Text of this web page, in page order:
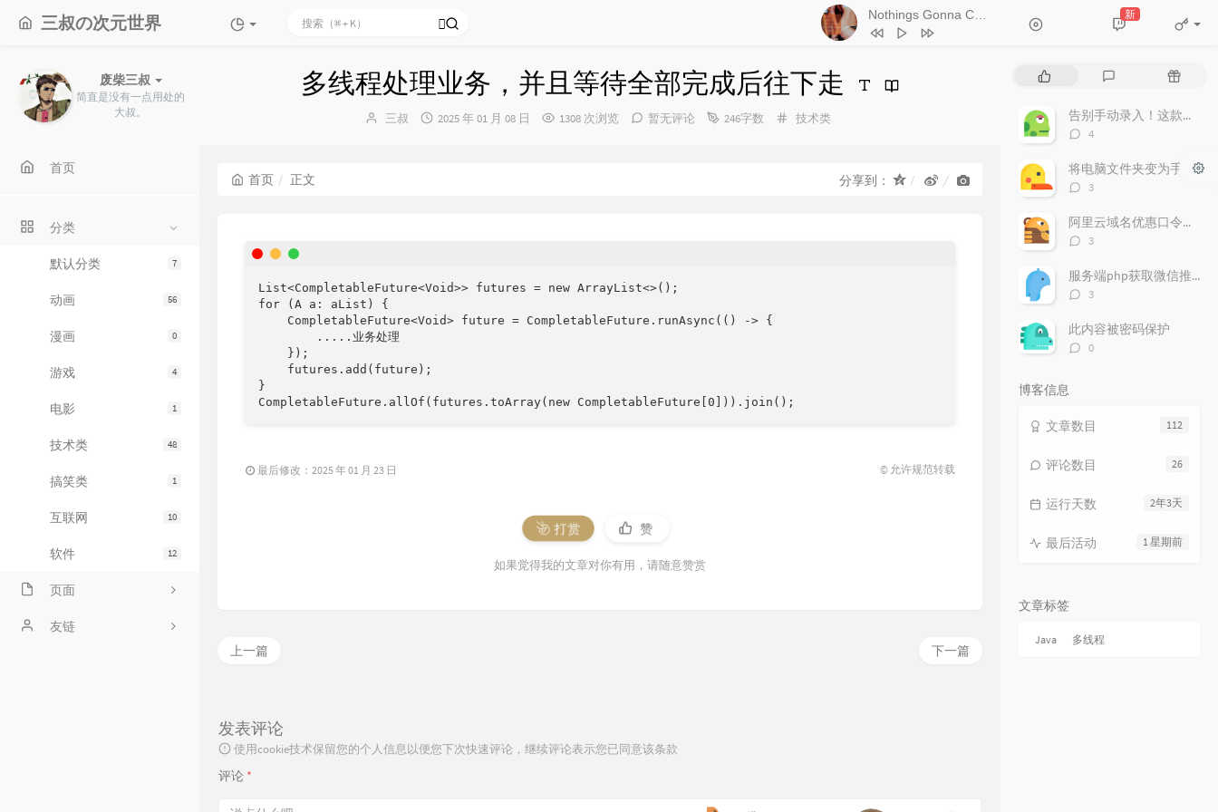
三叔の次元世界 - George Benson
2 清白之年 (Live)
G.E.M.邓紫棋
Nothings Gonna Change My Love
George Benson
5
SpongeBob Squarepants-
SpongeBob Squarepants Theme (TØm
TØm
新
废柴三叔
简直是没有一点用处的
大叔。
首页
分类
7
默认分类
56
动画
0
漫画
4
游戏
1
电影
48
技术类
1
搞笑类
10
互联网
12
软件
页面
关于友链
多线程处理业务，并且等待全部完成后往下走
博
三叔
发
2025 年 01 月 08 日 1308 次浏览 暂无评论 246字数
分
技术类
首页 正文 分享到：
List<CompletableFuture<Void>> futures = new ArrayList<>();
for (A a: aList) {
    CompletableFuture<Void> future = CompletableFuture.runAsync(() -> {
        .....业务处理
    });
    futures.add(future);
}
CompletableFuture.allOf(futures.toArray(new CompletableFuture[0])).join();
最后修改：2025 年 01 月 23 日 © 允许规范转载
打赏 赞
如果觉得我的文章对你有用，请随意赞赏
下一篇
上一篇
发表评论
使用cookie技术保留您的个人信息以便您下次快速评论，继续评论表示您已同意该条款
评论 *
评
随
文告别手动录入！这款轻量级“发票助手”让财务效率翻倍
评
数：
4
评
数：
3
阿里云域名优惠口令（2025年）
评
数：
3
服务端php获取微信推送的信息并解密支持所有php版本
评
数：
3
此内容被密码保护
评
0
博客信息
112
文章数目
26
评论数目
2年3天
运行天数
1 星期前
最后活动
文章标签
Java 多线程